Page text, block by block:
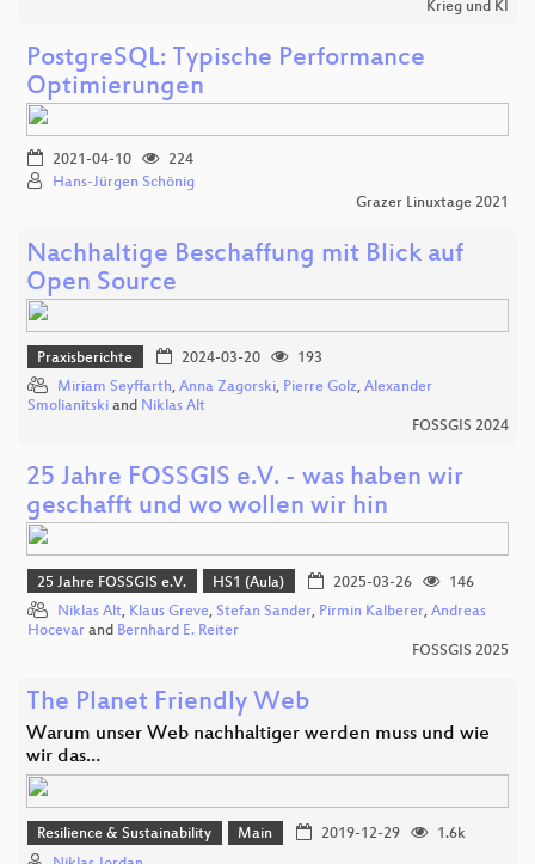
Krieg und KI
PostgreSQL: Typische Performance
Optimierungen
2021-04-10
224
Hans-Jürgen Schönig
Grazer Linuxtage 2021
Nachhaltige Beschaffung mit Blick auf
Open Source
Praxisberichte 2024-03-20
193
Miriam Seyffarth, Anna Zagorski, Pierre Golz, Alexander
Smolianitski and Niklas Alt
FOSSGIS 2024
25 Jahre FOSSGIS e.V. - was haben wir
geschafft und wo wollen wir hin
25 Jahre FOSSGIS e.V. HS1 (Aula) 2025-03-26
146
Niklas Alt, Klaus Greve, Stefan Sander, Pirmin Kalberer, Andreas
Hocevar and Bernhard E. Reiter
FOSSGIS 2025
The Planet Friendly Web
Warum unser Web nachhaltiger werden muss und wie
wir das…
Resilience & Sustainability Main 2019-12-29
1.6k